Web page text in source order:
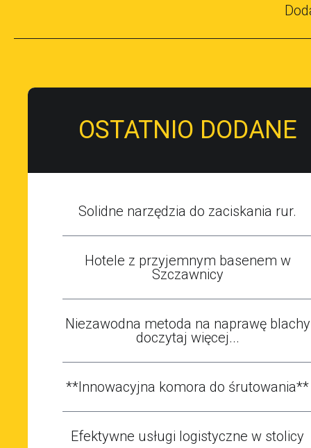
OSTATNIO DODANE
Solidne narzędzia do zaciskania rur.
Hotele z przyjemnym basenem w
Szczawnicy
Niezawodna metoda na naprawę blachy
doczytaj więcej...
**Innowacyjna komora do śrutowania**
Efektywne usługi logistyczne w stolicy